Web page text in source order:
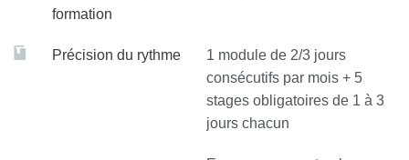
formation
Précision du rythme
1 module de 2/3 jours
consécutifs par mois + 5
stages obligatoires de 1 à 3
jours chacun